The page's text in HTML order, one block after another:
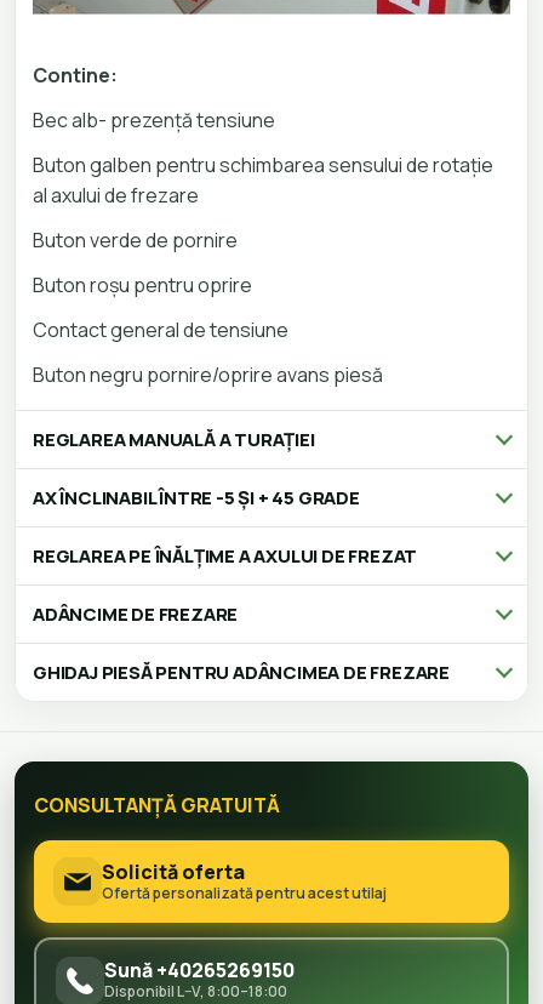
Contine:
Bec alb- prezență tensiune
Buton galben pentru schimbarea sensului de rotație
al axului de frezare
Buton verde de pornire
Buton roșu pentru oprire
Contact general de tensiune
Buton negru pornire/oprire avans piesă
REGLAREA MANUALĂ A TURAȚIEI
AX ÎNCLINABIL ÎNTRE -5 ȘI + 45 GRADE
REGLAREA PE ÎNĂLȚIME A AXULUI DE FREZAT
ADÂNCIME DE FREZARE
GHIDAJ PIESĂ PENTRU ADÂNCIMEA DE FREZARE
CONSULTANȚĂ GRATUITĂ
Solicită oferta
Ofertă personalizată pentru acest utilaj
Sună +40265269150
Disponibil L–V, 8:00–18:00